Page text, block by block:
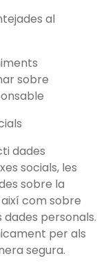
al
sobre
dades
socials, les
sobre la
com sobre
dades personals.
per als
segura.